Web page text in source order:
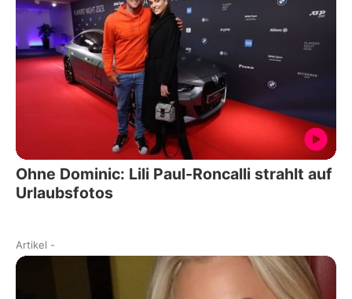
Ohne Dominic: Lili Paul-Roncalli strahlt auf
Urlaubsfotos
Artikel -